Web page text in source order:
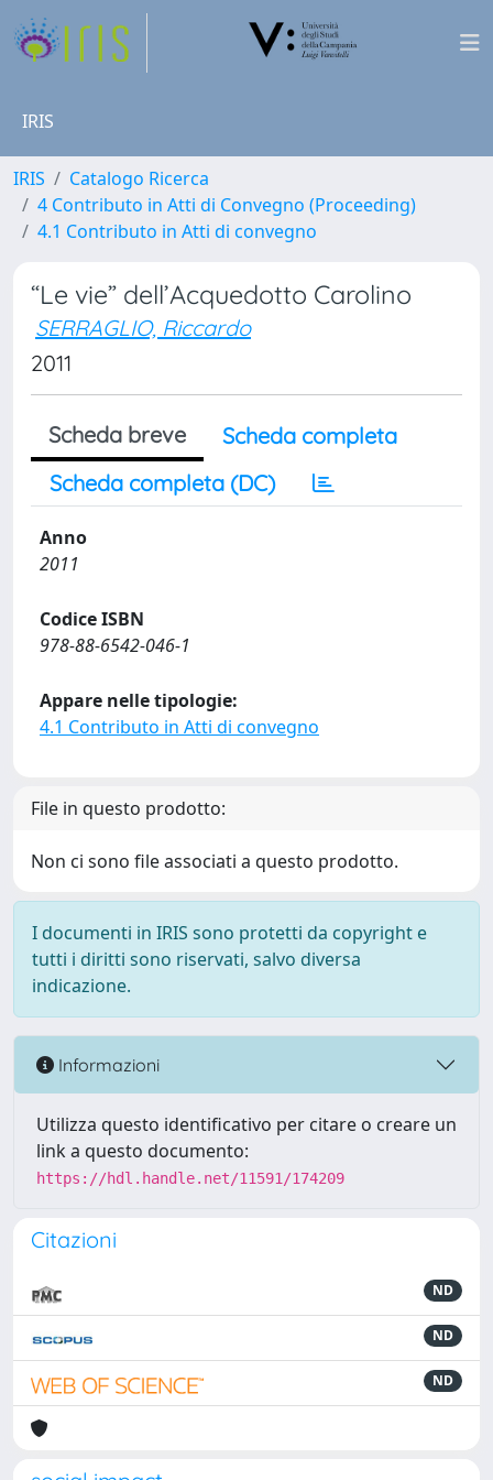
IRIS
IRIS
Catalogo Ricerca
4 Contributo in Atti di Convegno (Proceeding)
4.1 Contributo in Atti di convegno
“Le vie” dell’Acquedotto Carolino
SERRAGLIO, Riccardo
2011
Scheda breve
Scheda completa
Scheda completa (DC)
Anno
2011
Codice ISBN
978-88-6542-046-1
Appare nelle tipologie:
4.1 Contributo in Atti di convegno
File in questo prodotto:
Non ci sono file associati a questo prodotto.
I documenti in IRIS sono protetti da copyright e
tutti i diritti sono riservati, salvo diversa
indicazione.
Informazioni
Utilizza questo identificativo per citare o creare un
link a questo documento:
https://hdl.handle.net/11591/174209
Citazioni
ND
ND
ND